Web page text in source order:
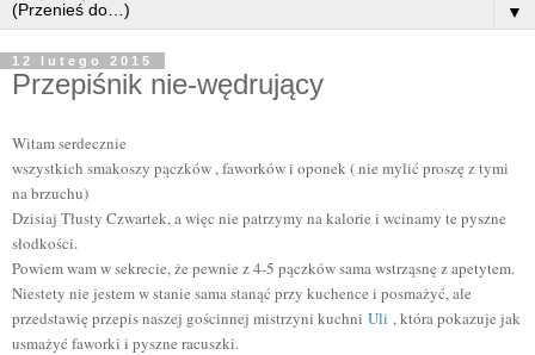
▼
12 lutego 2015
Przepiśnik nie-wędrujący
Witam serdecznie
wszystkich smakoszy pączków , faworków i oponek ( nie mylić proszę z tymi
na brzuchu)
Dzisiaj Tłusty Czwartek, a więc nie patrzymy na kalorie i wcinamy te pyszne
słodkości.
Powiem wam w sekrecie, że pewnie z 4-5 pączków sama wstrząsnę z apetytem.
Niestety nie jestem w stanie sama stanąć przy kuchence i posmażyć, ale
przedstawię przepis naszej gościnnej mistrzyni kuchni Uli , która pokazuje jak
usmażyć faworki i pyszne racuszki.